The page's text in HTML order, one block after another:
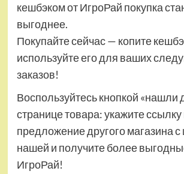
кешбэком от ИгроРай покупка
выгоднее.
Покупайте сейчас — копите
используйте его для ваших
заказов!
Воспользуйтесь кнопкой «нашли
странице товара: укажите ссылку
предложение другого магазина
нашей и получите более
ИгроРай!